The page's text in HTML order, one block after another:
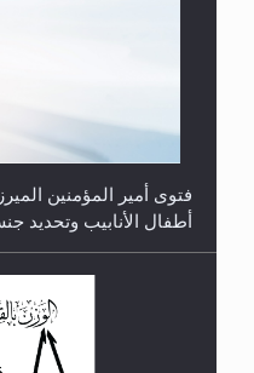
فتوى أمير المؤمنين
أطفال الأنابيب وتحديد